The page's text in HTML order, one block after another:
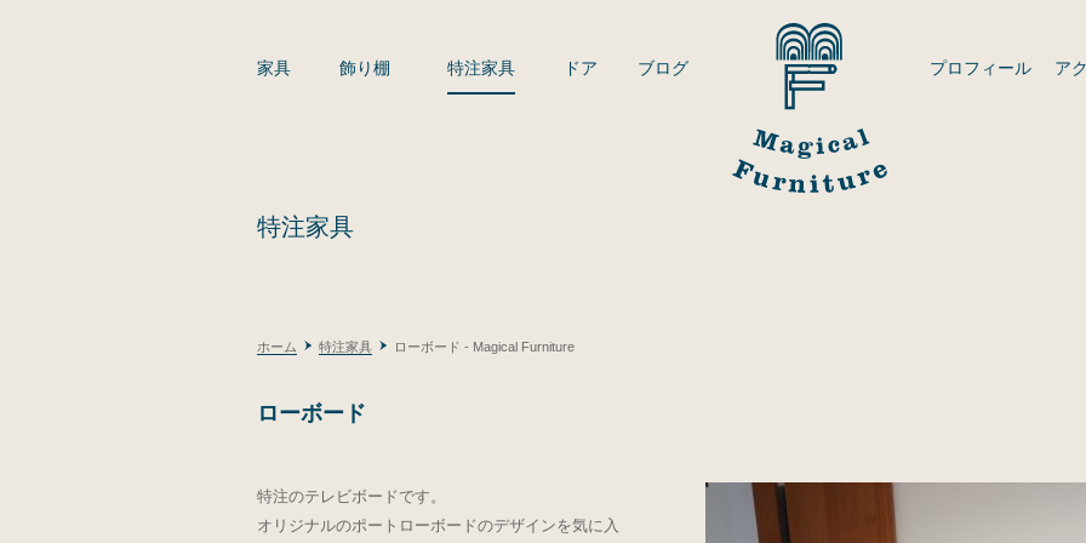
家具 飾り棚 特注家具 ドア ブログ プロフィール ア
特注家具
ホーム 特注家具 ローボード - Magical Furniture
ローボード
特注のテレビボードです。
オリジナルのポートローボードのデザインを気に入